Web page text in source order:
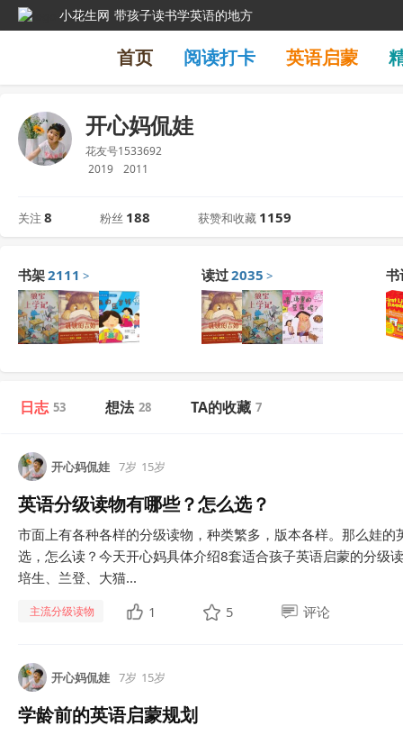
小花生网 带孩子读书学英语的地方
首页 阅读打卡 英语启蒙
开心妈侃娃
花友号1533692
2019
2011
关注 8 粉丝 188 获赞和收藏 1159
书架2111 > 读过2035 > 书
日志 53 想法 28 TA的收藏 7
开心妈侃娃 7岁 15岁
英语分级读物有哪些？怎么选？
市面上有各种各样的分级读物，种类繁多，版本各样。那么娃
选，怎么读？今天开心妈具体介绍8套适合孩子英语启蒙的分级
培生、兰登、大猫...
主流分级读物 1 5 评论
开心妈侃娃 7岁 15岁
学龄前的英语启蒙规划